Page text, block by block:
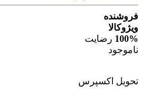
فروشنده
ویژوکالا
100% رضایت
ناموجود
تحویل اکسپرس